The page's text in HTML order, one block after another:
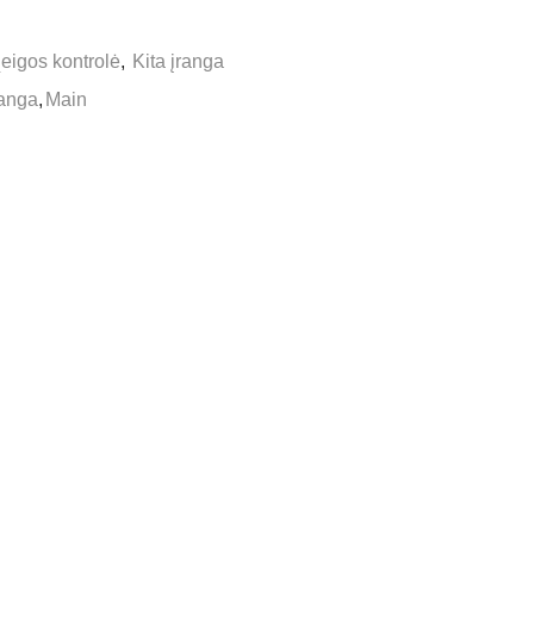
kontrolė, Kita įranga
, Main